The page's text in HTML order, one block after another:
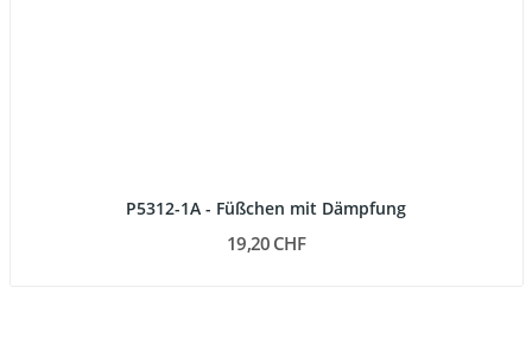
P5312-1A - Füßchen mit Dämpfung
19,20 CHF